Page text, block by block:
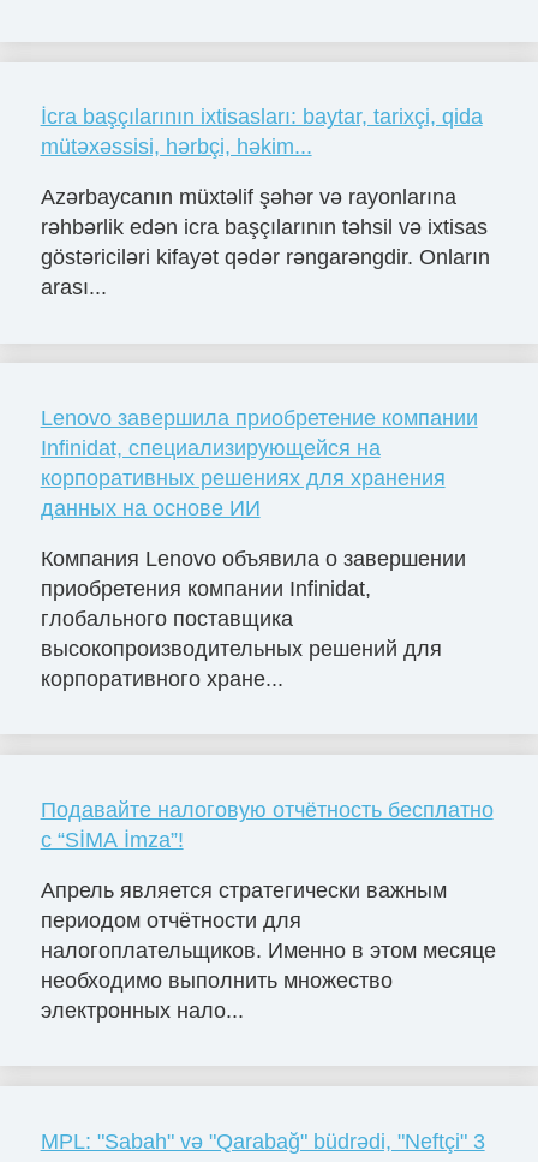
İcra başçılarının ixtisasları: baytar, tarixçi, qida
mütəxəssisi, hərbçi, həkim...
Azərbaycanın müxtəlif şəhər və rayonlarına
rəhbərlik edən icra başçılarının təhsil və ixtisas
göstəriciləri kifayət qədər rəngarəngdir. Onların
arası...
Lenovo завершила приобретение компании
Infinidat, специализирующейся на
корпоративных решениях для хранения
данных на основе ИИ
Компания Lenovo объявила о завершении
приобретения компании Infinidat,
глобального поставщика
высокопроизводительных решений для
корпоративного хране...
Подавайте налоговую отчётность бесплатно
с “SİMA İmza”!
Апрель является стратегически важным
периодом отчётности для
налогоплательщиков. Именно в этом месяце
необходимо выполнить множество
электронных нало...
MPL: "Sabah" və "Qarabağ" büdrədi, "Neftçi" 3